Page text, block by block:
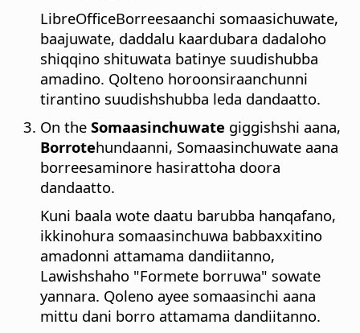
LibreOfficeBorreesaanchi somaasichuwate,
baajuwate, daddalu kaardubara dadaloho
shiqqino shituwata batinye suudishubba
amadino. Qolteno horoonsiraanchunni
tirantino suudishshubba leda dandaatto.
On the Somaasinchuwate giggishshi aana,
Borrotehundaanni, Somaasinchuwate aana
borreesaminore hasirattoha doora
dandaatto.
Kuni baala wote daatu barubba hanqafano,
ikkinohura somaasinchuwa babbaxxitino
amadonni attamama dandiitanno,
Lawishshaho "Formete borruwa" sowate
yannara. Qoleno ayee somaasinchi aana
mittu dani borro attamama dandiitanno.